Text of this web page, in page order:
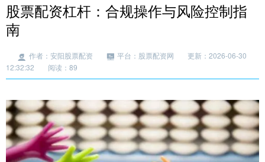
股票配资杠杆：合规操作与风险控制指
南
作者：安阳股票配资 平台：股票配资网
更新：2026-06-30
12:32:32
阅读：89